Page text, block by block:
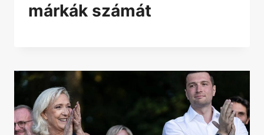
márkák számát